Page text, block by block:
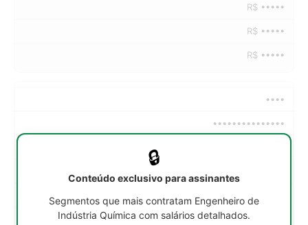
R$ •••••
R$ •••••
R$ •••••
••••
•••••••••••••••
R$ •••••
R$ •••••
🔒
Conteúdo exclusivo para assinantes
Segmentos que mais contratam Engenheiro de
Indústria Química com salários detalhados.